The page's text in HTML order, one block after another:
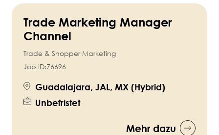
Trade Marketing Manager
Channel
Trade & Shopper Marketing
Job ID:76696
Guadalajara, JAL, MX (Hybrid)
Unbefristet
Mehr dazu